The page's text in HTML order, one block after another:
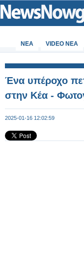
ΝΕΑ VIDEO NEA
Ένα υπέροχο
στην Κέα -
2025-01-16 12:02:59